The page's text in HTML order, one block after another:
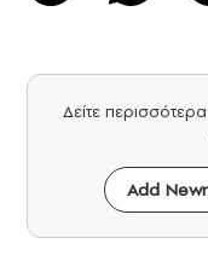
Δείτε
Add